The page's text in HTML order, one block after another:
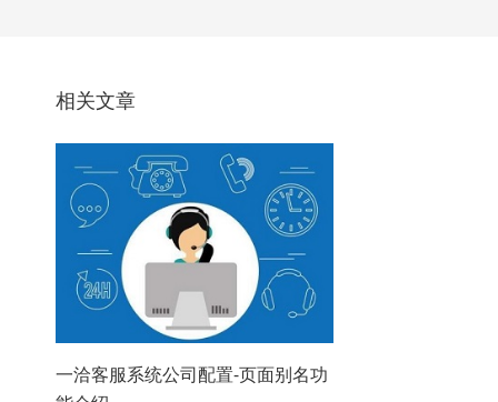
相关文章
一洽客服系统公司配置-页面别名功